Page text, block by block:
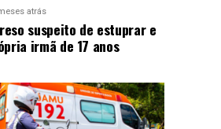
atrás
suspeito de estuprar e
irmã de 17 anos